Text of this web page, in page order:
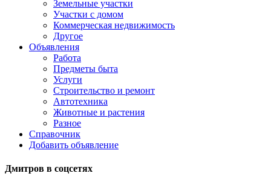
Земельные участки
Участки с домом
Коммерческая недвижимость
Другое
Объявления
Работа
Предметы быта
Услуги
Строительство и ремонт
Автотехника
Животные и растения
Разное
Справочник
Добавить объявление
Дмитров в соцсетях